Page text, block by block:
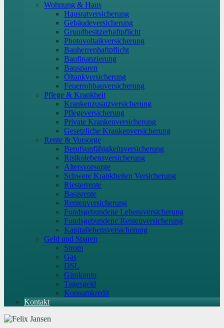
Wohnung & Haus
Hausratversicherung
Gebäudeversicherung
Grundbesitzerhaftpflicht
Photovoltaikversicherung
Bauherrenhaftpflicht
Baufinanzierung
Bausparen
Öltankversicherung
Feuerrohbauversicherung
Pflege & Krankheit
Krankenzusatzversicherung
Pflegeversicherung
Private Krankenversicherung
Gesetzliche Krankenversicherung
Rente & Vorsorge
Berufs­unfähigkeitsversicherung
Risikolebensversicherung
Altersvorsorge
Schwere Krankheiten Versicherung
Riesterrente
Basisrente
Rentenversicherung
Fondsgebundene Lebensversicherung
Fondsgebundene Rentenversicherung
Kapitallebensversicherung
Geld und Sparen
Strom
Gas
DSL
Girokonto
Tagesgeld
Konsumkredit
Kontakt